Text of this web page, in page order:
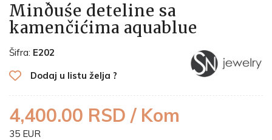
Minðuśe deteline sa
kamenčićima aquablue
Šifra: E202
Dodaj u listu želja ?
4,400.00 RSD / Kom
35 EUR